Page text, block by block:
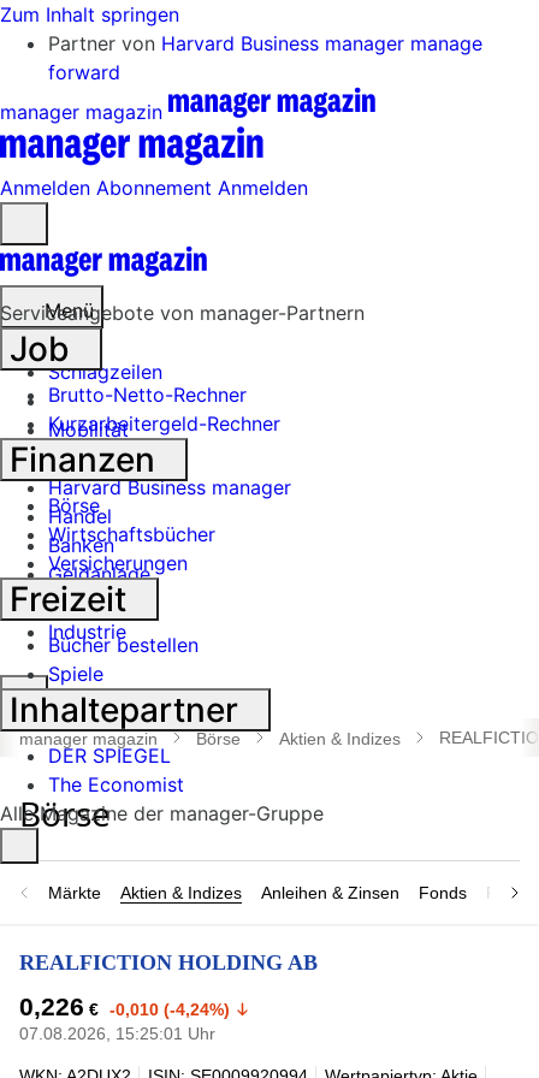
Zum Inhalt springen
Partner von Harvard Business manager manage
forward
manager magazin
Anmelden Abonnement Anmelden
öffnen
Menü
Schlagzeilen
Mobilität
Tech
Harvard Business manager
Handel
Banken
Geldanlage
Börse
Industrie
Suche
öffnen
manager magazin Börse Aktien & Indizes
Märkte Aktien & Indizes Anleihen & Zinsen Fonds
REALFICTION HOLDING AB
0,226 € -0,010 (-4,24%)
07.08.2026, 15:25:01 Uhr
Serviceangebote von manager-Partnern
Job
Brutto-Netto-Rechner
Kurzarbeitergeld-Rechner
Finanzen
Börse
Wirtschaftsbücher
Versicherungen
Freizeit
Bücher bestellen
Spiele
Inhaltepartner
DER SPIEGEL
The Economist
Alle Magazine der manager-Gruppe